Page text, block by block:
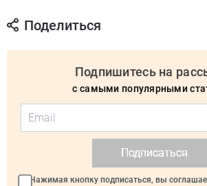
Поделиться
Подпишитесь на
с самыми популярными
Подписаться
Нажимая кнопку подписаться, вы